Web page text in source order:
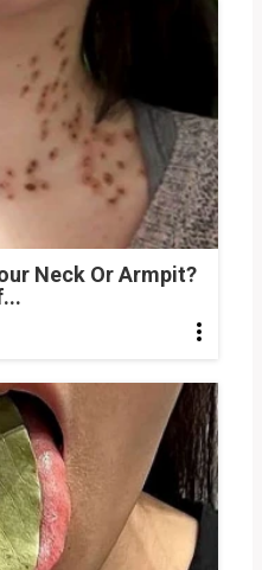
Neck Or Armpit?